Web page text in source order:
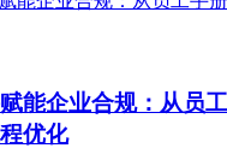
能企业合规：从员
优化